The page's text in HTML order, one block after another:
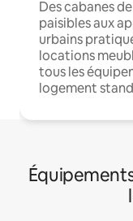
Des cabanes
paisibles aux
urbains
locations
tous les
logement